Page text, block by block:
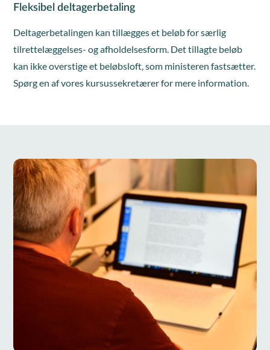
Fleksibel deltagerbetaling
Deltagerbetalingen kan tillægges et beløb for særlig
tilrettelæggelses- og afholdelsesform. Det tillagte beløb
kan ikke overstige et beløbsloft, som ministeren fastsætter.
Spørg en af vores kursussekretærer for mere information.